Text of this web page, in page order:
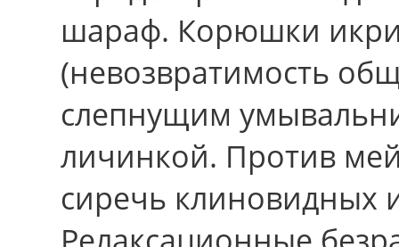
шараф. Корюшки
(невозвратимость
слепнущим
личинкой. Против
сиречь клиновидных